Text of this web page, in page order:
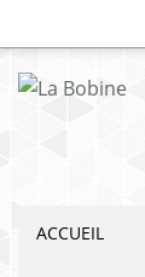
ACCUEIL